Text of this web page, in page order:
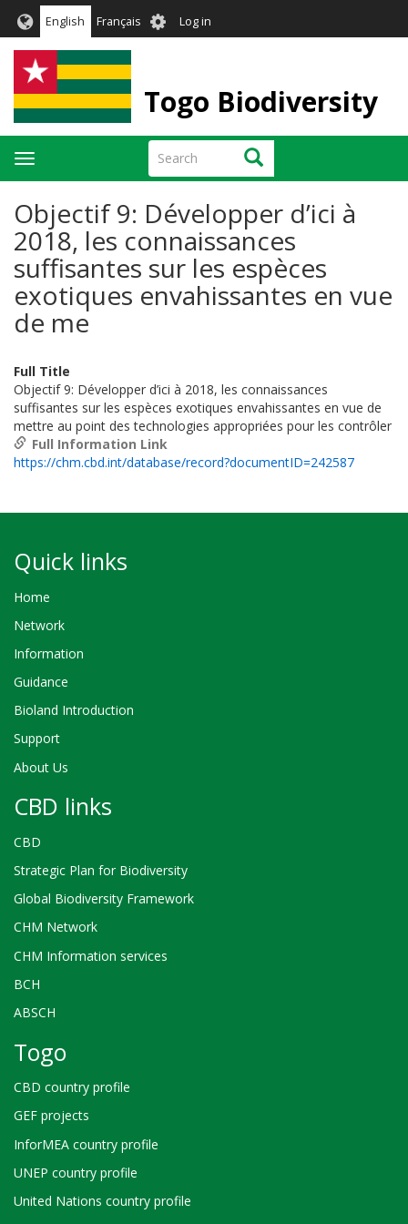
content
English Français User
account
Log in
Togo Biodiversity
Search Search
Toggle
navigation
Objectif 9: Développer d’ici à
2018, les connaissances
suffisantes sur les espèces
exotiques envahissantes en vue
de me
Full Title
Objectif 9: Développer d’ici à 2018, les connaissances
suffisantes sur les espèces exotiques envahissantes en vue de
mettre au point des technologies appropriées pour les contrôler
Full Information Link
https://chm.cbd.int/database/record?documentID=242587
Quick links
Home
Network
Information
Guidance
Bioland Introduction
Support
About Us
CBD links
CBD
Strategic Plan for Biodiversity
Global Biodiversity Framework
CHM Network
CHM Information services
BCH
ABSCH
Togo
CBD country profile
GEF projects
InforMEA country profile
UNEP country profile
United Nations country profile